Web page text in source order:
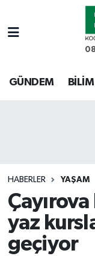
GÜNDEM BİLİM
HABERLER YAŞAM
yaz
geçiyor
Kocaeli
Kocaeli
Son Dakika
Haber Arşivi